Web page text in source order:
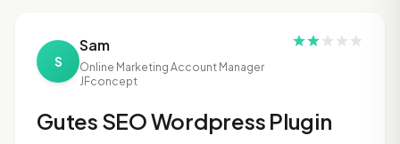
S
Sam
Online Marketing Account Manager
JFconcept
Gutes SEO Wordpress Plugin